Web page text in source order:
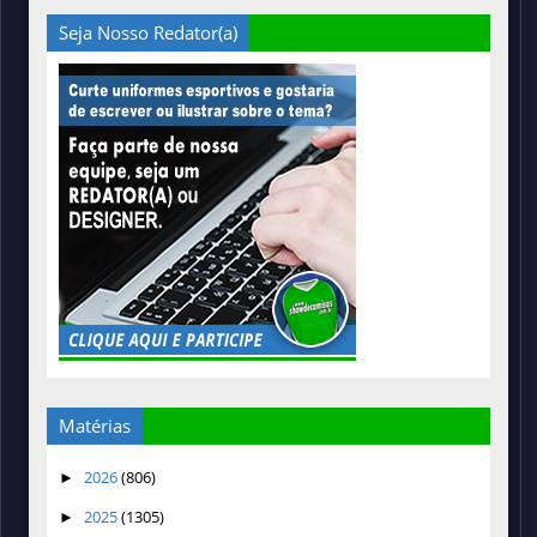
Seja Nosso Redator(a)
Matérias
► 2026(806)
► 2025(1305)